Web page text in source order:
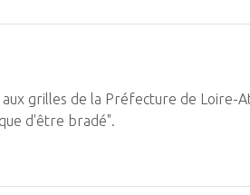
grilles de la Préfecture de Loire-
d'être bradé".